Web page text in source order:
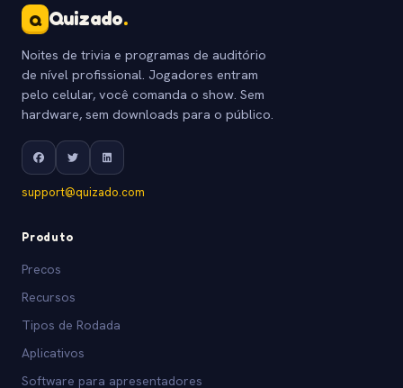
Q Quizado.
Noites de trivia e programas de auditório
de nível profissional. Jogadores entram
pelo celular, você comanda o show. Sem
hardware, sem downloads para o público.
support@quizado.com
Produto
Precos
Recursos
Tipos de Rodada
Aplicativos
Software para apresentadores